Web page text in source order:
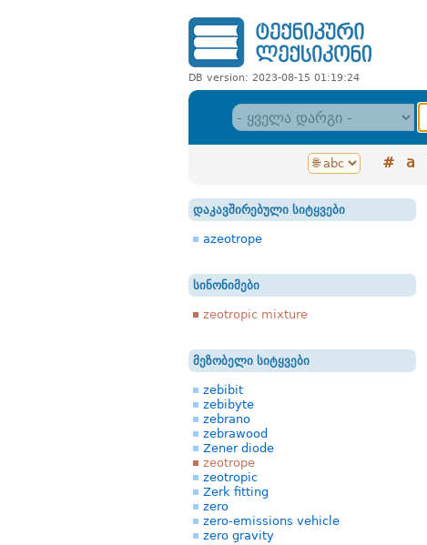
DB version: 2023-08-15 01:19:24
# a
დაკავშირებული სიტყვები
azeotrope
სინონიმები
zeotropic mixture
მეზობელი სიტყვები
zebibit
zebibyte
zebrano
zebrawood
Zener diode
zeotrope
zeotropic
Zerk fitting
zero
zero-emissions vehicle
zero gravity